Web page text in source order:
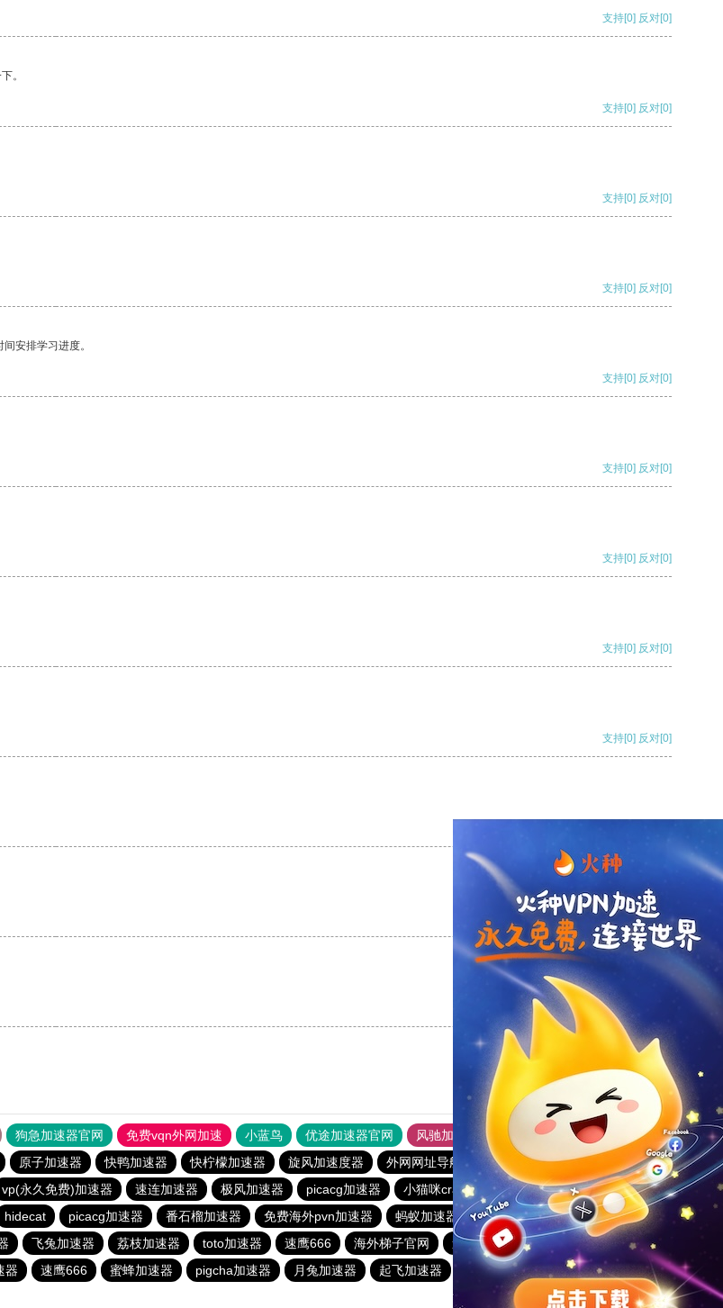
支持[0] 反对[0]
。
支持[0] 反对[0]
支持[0] 反对[0]
支持[0] 反对[0]
安排学习进度。
支持[0] 反对[0]
支持[0] 反对[0]
支持[0] 反对[0]
支持[0] 反对[0]
支持[0] 反对[0]
支持 [0] 反对[0]
支持
狗急加速器官网 免费vqn外网加速 小蓝鸟 优途加速器官网 风驰加速器
旋风加速器
原子加速器 快鸭加速器 快柠檬加速器 旋风加速度器 外网网址导航 软件中心 雷霆加速
狂飙加速器
vp(永久免费)加速器 速连加速器 极风加速器 picacg加速器 小猫咪crash加速器 baacloud官网
橘子加速器
hidecat picacg加速器 番石榴加速器 免费海外pvn加速器 蚂蚁加速器 hammer加速器
海鸥加速器
飞兔加速器 荔枝加速器 toto加速器 速鹰666 海外梯子官网 速连加速器
ikuuu.me加速器官网
器 速鹰666 蜜蜂加速器 pigcha加速器 月兔加速器 起飞加速器 红海pro官网
原子加速器